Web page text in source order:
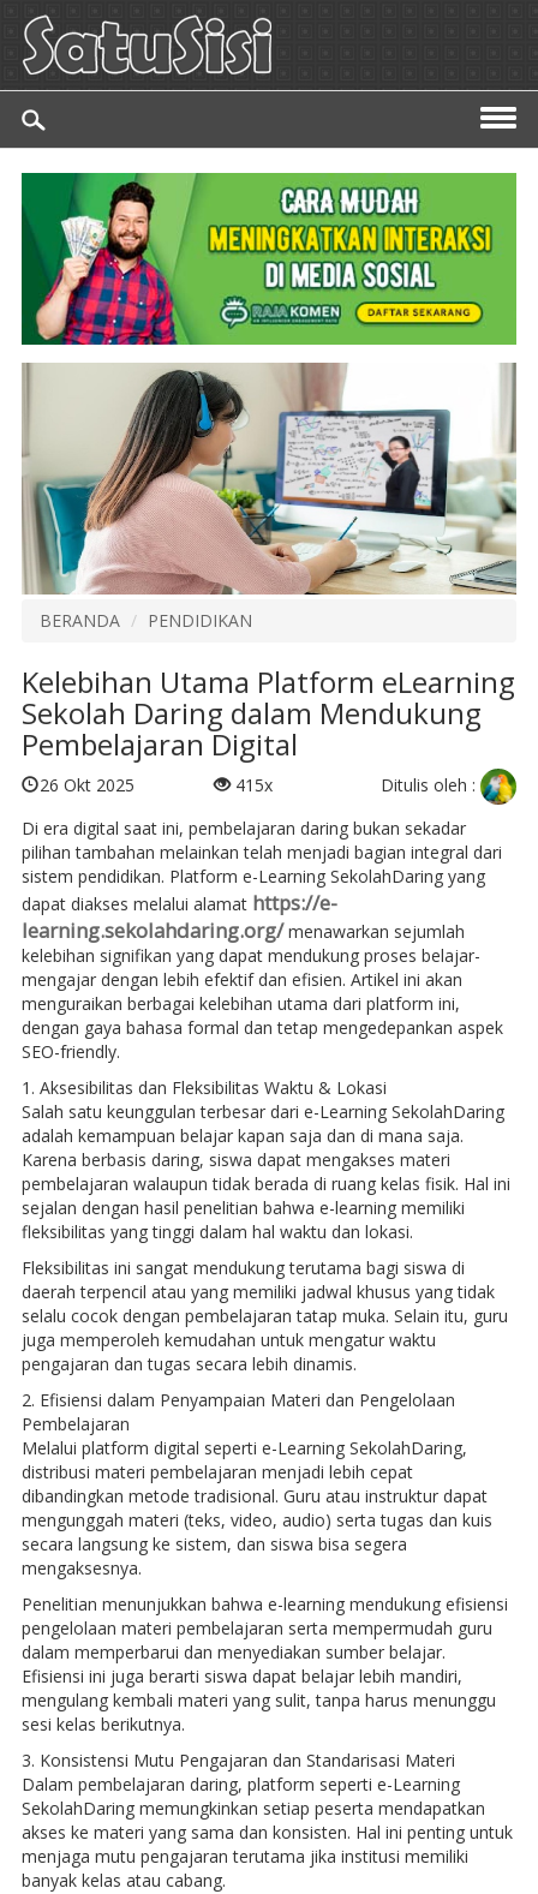
BERANDA PENDIDIKAN
Kelebihan Utama Platform eLearning
Sekolah Daring dalam Mendukung
Pembelajaran Digital
26 Okt 2025 415x
Ditulis oleh :
Di era digital saat ini, pembelajaran daring bukan sekadar
pilihan tambahan melainkan telah menjadi bagian integral dari
sistem pendidikan. Platform e-Learning SekolahDaring yang
dapat diakses melalui alamat https://e-
learning.sekolahdaring.org/menawarkan sejumlah
kelebihan signifikan yang dapat mendukung proses belajar-
mengajar dengan lebih efektif dan efisien. Artikel ini akan
menguraikan berbagai kelebihan utama dari platform ini,
dengan gaya bahasa formal dan tetap mengedepankan aspek
SEO-friendly.
1. Aksesibilitas dan Fleksibilitas Waktu & Lokasi
Salah satu keunggulan terbesar dari e-Learning SekolahDaring
adalah kemampuan belajar kapan saja dan di mana saja.
Karena berbasis daring, siswa dapat mengakses materi
pembelajaran walaupun tidak berada di ruang kelas fisik. Hal ini
sejalan dengan hasil penelitian bahwa e-learning memiliki
fleksibilitas yang tinggi dalam hal waktu dan lokasi.
Fleksibilitas ini sangat mendukung terutama bagi siswa di
daerah terpencil atau yang memiliki jadwal khusus yang tidak
selalu cocok dengan pembelajaran tatap muka. Selain itu, guru
juga memperoleh kemudahan untuk mengatur waktu
pengajaran dan tugas secara lebih dinamis.
2. Efisiensi dalam Penyampaian Materi dan Pengelolaan
Pembelajaran
Melalui platform digital seperti e-Learning SekolahDaring,
distribusi materi pembelajaran menjadi lebih cepat
dibandingkan metode tradisional. Guru atau instruktur dapat
mengunggah materi (teks, video, audio) serta tugas dan kuis
secara langsung ke sistem, dan siswa bisa segera
mengaksesnya.
Penelitian menunjukkan bahwa e-learning mendukung efisiensi
pengelolaan materi pembelajaran serta mempermudah guru
dalam memperbarui dan menyediakan sumber belajar.
Efisiensi ini juga berarti siswa dapat belajar lebih mandiri,
mengulang kembali materi yang sulit, tanpa harus menunggu
sesi kelas berikutnya.
3. Konsistensi Mutu Pengajaran dan Standarisasi Materi
Dalam pembelajaran daring, platform seperti e-Learning
SekolahDaring memungkinkan setiap peserta mendapatkan
akses ke materi yang sama dan konsisten. Hal ini penting untuk
menjaga mutu pengajaran terutama jika institusi memiliki
banyak kelas atau cabang.